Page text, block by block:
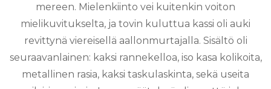
mereen. Mielenkiinto vei kuitenkin voiton
mielikuvitukselta, ja tovin kuluttua kassi oli auki
revittynä viereisellä aallonmurtajalla. Sisältö oli
seuraavanlainen: kaksi rannekelloa, iso kasa kolikoita,
metallinen rasia, kaksi taskulaskinta, sekä useita